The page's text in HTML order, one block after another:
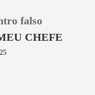
falso
CHEFE